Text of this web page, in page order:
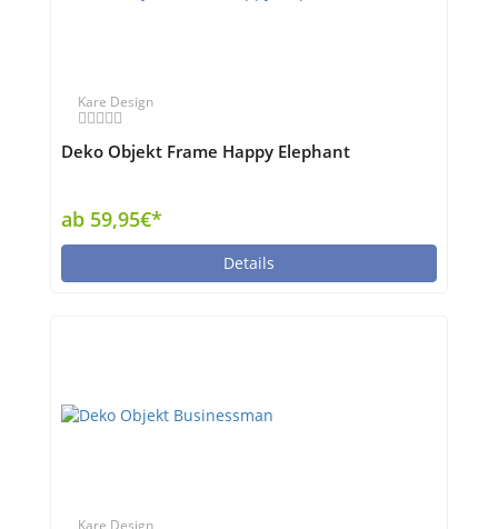
Kare Design
Deko Objekt Frame Happy Elephant
ab 59,95€*
Details
Kare Design